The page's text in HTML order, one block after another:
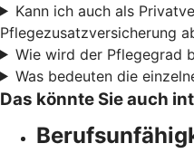
Kann ich auch als
Pflegezusatzversicherung
Wie wird der Pflegegrad
Was bedeuten die
Das könnte Sie auch